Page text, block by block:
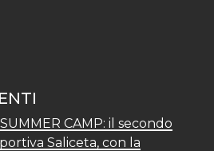
CAMP: il secondo
Saliceta, con la